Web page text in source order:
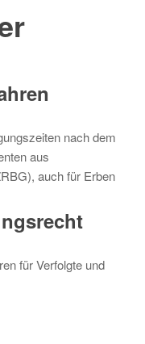
nach dem
aus
auch für Erben
für Verfolgte und